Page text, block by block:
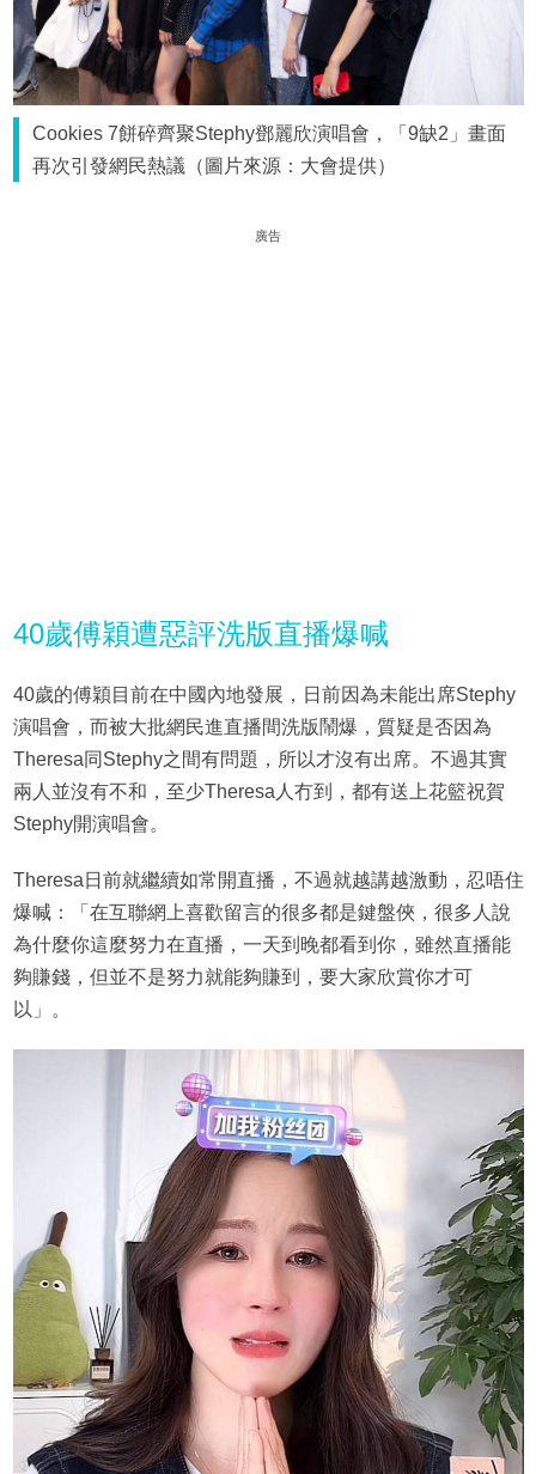
Cookies 7餅碎齊聚Stephy鄧麗欣演唱會，「9缺2」畫面
再次引發網民熱議（圖片來源：大會提供）
廣告
40歲傅穎遭惡評洗版直播爆喊
40歲的傅穎目前在中國內地發展，日前因為未能出席Stephy
演唱會，而被大批網民進直播間洗版鬧爆，質疑是否因為
Theresa同Stephy之間有問題，所以才沒有出席。不過其實
兩人並沒有不和，至少Theresa人冇到，都有送上花籃祝賀
Stephy開演唱會。
Theresa日前就繼續如常開直播，不過就越講越激動，忍唔住
爆喊：「在互聯網上喜歡留言的很多都是鍵盤俠，很多人說
為什麼你這麼努力在直播，一天到晚都看到你，雖然直播能
夠賺錢，但並不是努力就能夠賺到，要大家欣賞你才可
以」。